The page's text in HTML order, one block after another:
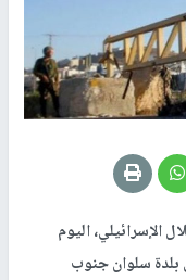
الإسرائيلي، اليوم
بلدة سلوان جنوب